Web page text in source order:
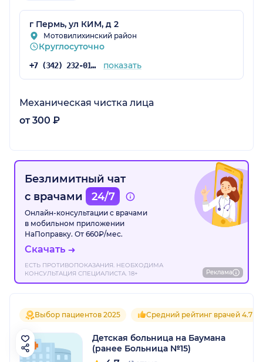
г Пермь, ул КИМ, д 2
Мотовилихинский район
Круглосуточно
+7 (342) 232-01-33 показать
Механическая чистка лица
от 300 ₽
Безлимитный чат
с врачами
24/7
Онлайн-консультации с врачами
в мобильном приложении
НаПоправку. От 660₽/мес.
Скачать
ЕСТЬ ПРОТИВОПОКАЗАНИЯ. НЕОБХОДИМА
КОНСУЛЬТАЦИЯ СПЕЦИАЛИСТА. 18+
Реклама
Выбор пациентов 2025 Средний рейтинг врачей 4.7
Детская больница на Баумана
(ранее Больница №15)